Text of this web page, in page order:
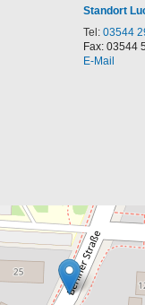
Standort
Tel: 03544
Fax: 03544
E-Mail